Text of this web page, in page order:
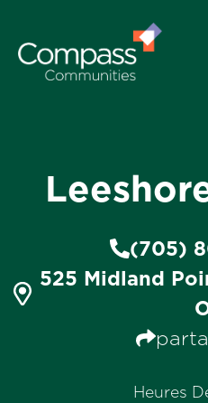
(705)
525 Midland
Heures